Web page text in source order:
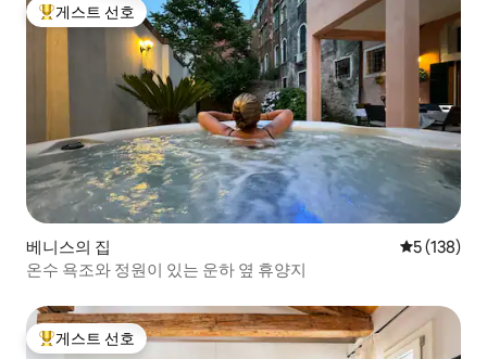
상위 게스트 선호
게스트 선호
베니스의 집 평점 5점(5
5 (138)
온수 욕조와 정원이 있는 운하 옆 휴양지
상위 게스트 선호
게스트 선호